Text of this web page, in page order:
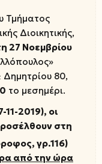
Τμήματος
Διοικητικής,
27 Νοεμβρίου
80,
το μεσημέρι.
11-2019), οι
στη
γρ.116)
από την ώρα